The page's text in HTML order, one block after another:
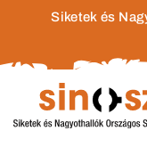
Siketek és